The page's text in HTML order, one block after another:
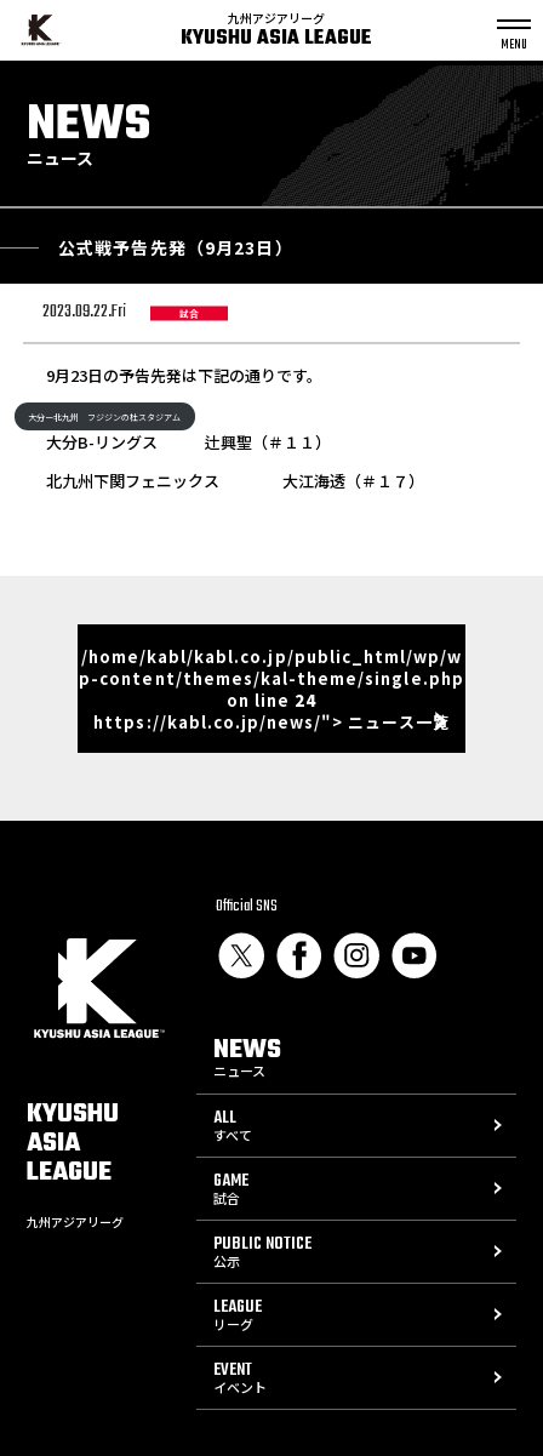
九州アジアリーグ
KYUSHU ASIA LEAGUE
NEWS
ニュース
公式戦予告先発（9月23日）
2023.09.22.Fri 試合
9月23日の予告先発は下記の通りです。
大分ー北九州 フジジンの杜スタジアム
大分B-リングス 辻興聖（＃１１）
北九州下関フェニックス 大江海透（＃１７）
/home/kabl/kabl.co.jp/public_html/wp/w
p-content/themes/kal-theme/single.php
on line 24
https://kabl.co.jp/news/"> ニュース一覧
KYUSHU
ASIA
LEAGUE
九州アジアリーグ
Official SNS
NEWS
ニュース
ALL
すべて
GAME
試合
PUBLIC NOTICE
公示
LEAGUE
リーグ
EVENT
イベント